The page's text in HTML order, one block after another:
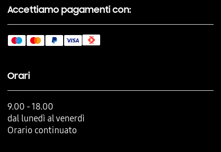
Accettiamo pagamenti con:
Orari
9.00 - 18.00
dal lunedì al venerdì
Orario continuato